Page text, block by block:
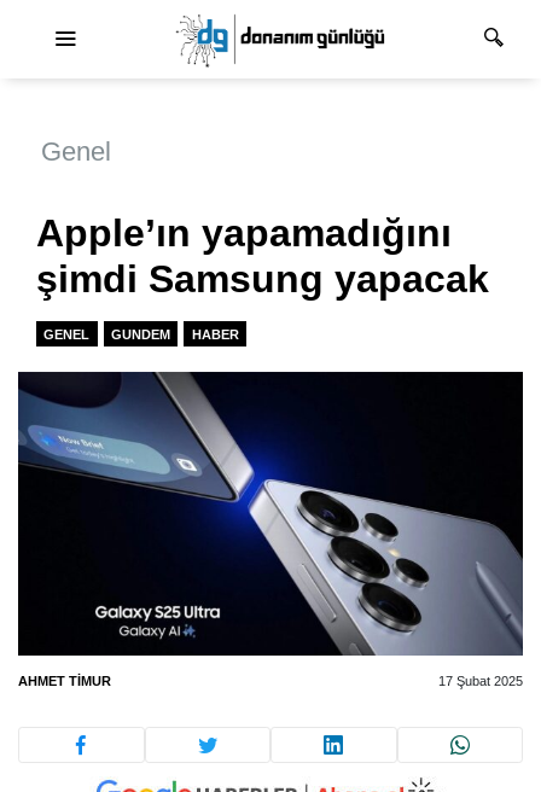
Genel
Apple’ın yapamadığını
şimdi Samsung yapacak
GENEL GUNDEM HABER
AHMET TIMUR 17 Şubat 2025